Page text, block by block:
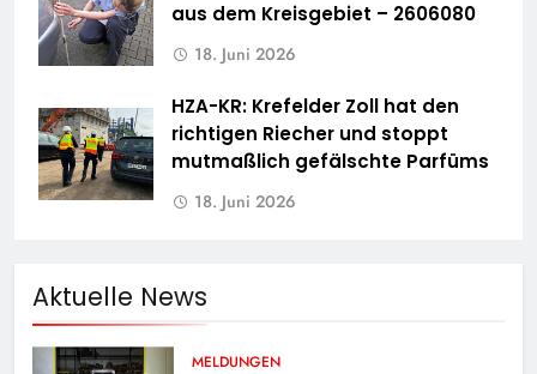
aus dem Kreisgebiet – 2606080
18. Juni 2026
HZA-KR: Krefelder Zoll hat den
richtigen Riecher und stoppt
mutmaßlich gefälschte Parfüms
18. Juni 2026
Aktuelle News
MELDUNGEN